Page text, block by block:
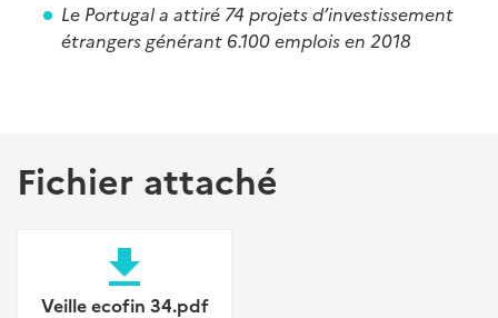
Le Portugal a attiré 74 projets d’investissement
étrangers générant 6.100 emplois en 2018
Fichier attaché
file_download
Veille ecofin 34.pdf